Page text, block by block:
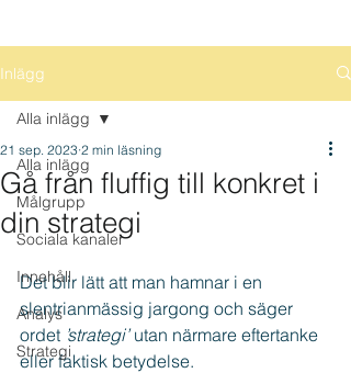
Inlägg
Alla inlägg
Målgrupp
Sociala kanaler
Innehåll
Analys
Strategi
Alla inlägg
Gå från fluffig till konkret i
din strategi
21 sep. 2023 2 min läsning
Det blir lätt att man hamnar i en
slentrianmässig jargong och säger
ordet ’strategi’ utan närmare eftertanke
eller faktisk betydelse.